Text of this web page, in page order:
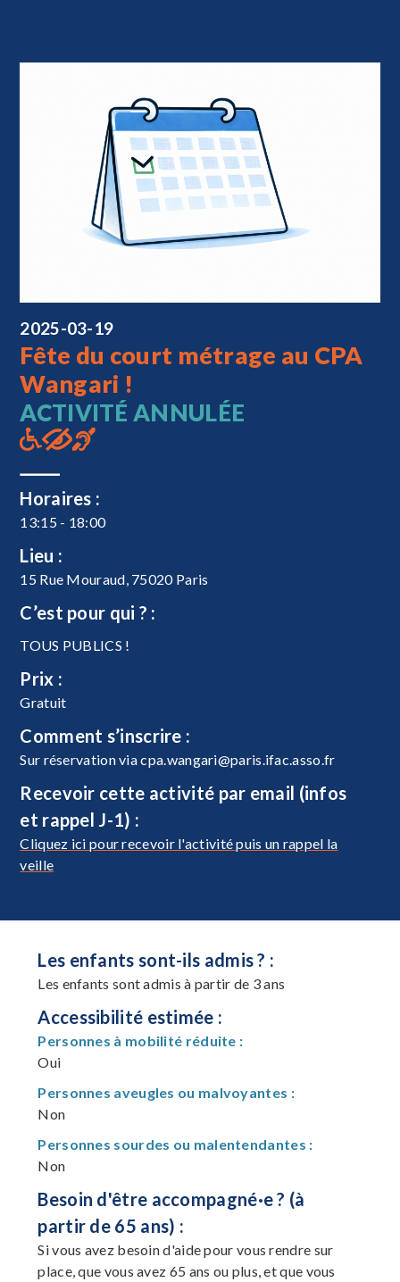
2025-03-19
Fête du court métrage au CPA
Wangari !
ACTIVITÉ ANNULÉE
Horaires :
13:15 - 18:00
Lieu :
15 Rue Mouraud, 75020 Paris
C’est pour qui ? :
TOUS PUBLICS !
Prix :
Gratuit
Comment s’inscrire :
Sur réservation viacpa.wangari@paris.ifac.asso.fr
Recevoir cette activité par email (infos
et rappel J-1) :
Cliquez ici pour recevoir l'activité puis un rappel la
veille
Les enfants sont-ils admis ? :
Les enfants sont admis à partir de 3 ans
Accessibilité estimée :
Personnes à mobilité réduite :
Oui
Personnes aveugles ou malvoyantes :
Non
Personnes sourdes ou malentendantes :
Non
Besoin d'être accompagné·e ? (à
partir de 65 ans) :
Si vous avez besoin d'aide pour vous rendre sur
place, que vous avez 65 ans ou plus, et que vous